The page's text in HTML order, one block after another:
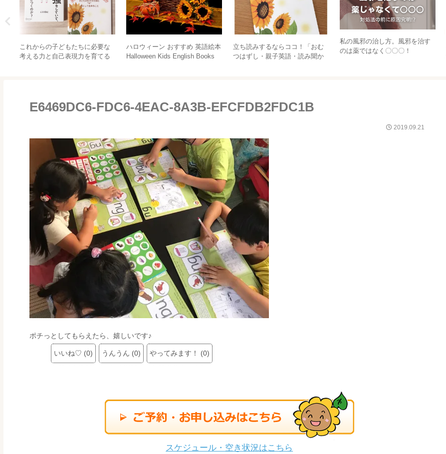
これからの子どもたちに必要な
考える力と自己表現力を育てる
ハロウィーン おすすめ 英語絵本
Halloween Kids English Books
立ち読みするならココ！「おむ
つはずし・親子英語・読み聞か
私の風邪の治し方。風邪を治す
のは薬ではなく〇〇〇！
E6469DC6-FDC6-4EAC-8A3B-EFCFDB2FDC1B
2019.09.21
ポチっとしてもらえたら、嬉しいです♪
いいね♡ (0) うんうん (0) やってみます！ (0)
スケジュール・空き状況はこちら